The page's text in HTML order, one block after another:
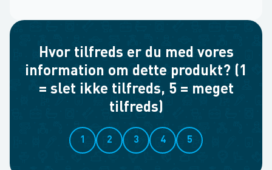
Hvor tilfreds er du med vores
information om dette produkt? (1
= slet ikke tilfreds, 5 = meget
tilfreds)
1 2 3 4 5